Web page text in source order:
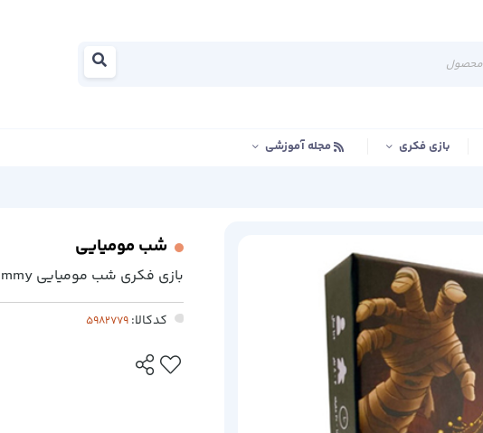
بازی فکری مجله آموزشی
شب مومیایی
بازی فکری شب مومیایی Night Of The Mummy
کدکالا: